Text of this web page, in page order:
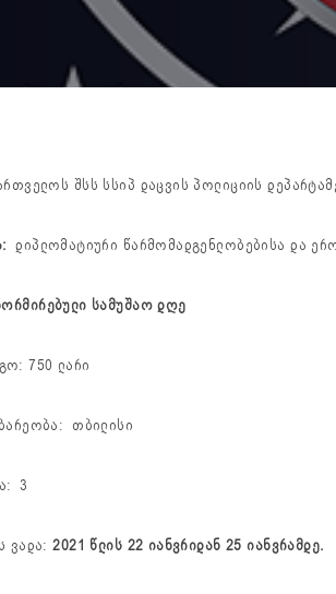
შსს სსიპ დაცვის პოლიციის
დიპლომატიური წარმომადგენლობებისა და
სამუშაო დღე
სარგო: 750
თბილისი
3
ვადა:2021 წლის 22 იანვრიდან 25 იანვრამდე.